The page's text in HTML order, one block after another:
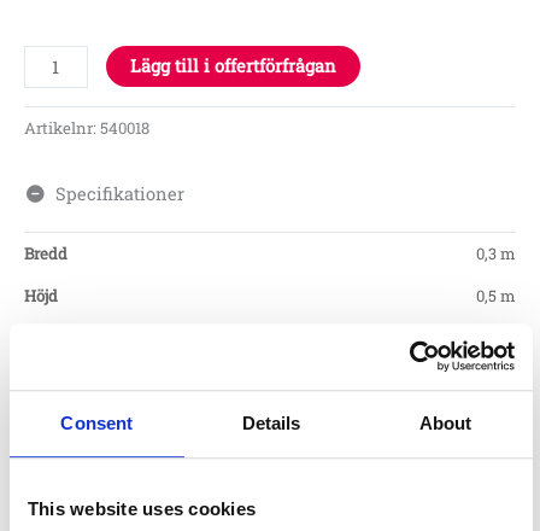
Consent Details About
This website uses cookies
Lägg till i offertförfrågan
Artikelnr:540018
Specifikationer
Bredd
0,3 m
Höjd
0,5 m
Material